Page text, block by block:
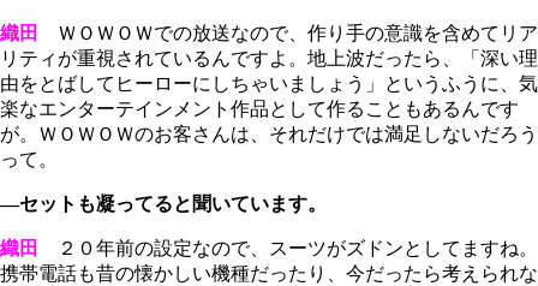
織田
ＷＯＷＯＷでの放送なので、作り手の意識を含めてリア
リティが重視されているんですよ。地上波だったら、「深い理
由をとばしてヒーローにしちゃいましょう」というふうに、気
楽なエンターテインメント作品として作ることもあるんです
が。ＷＯＷＯＷのお客さんは、それだけでは満足しないだろう
って。
―セットも凝ってると聞いています。
織田
２０年前の設定なので、スーツがズドンとしてますね。
携帯電話も昔の懐かしい機種だったり、今だったら考えられな